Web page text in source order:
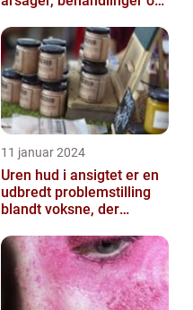
11 januar 2024
Uren hud i ansigtet er en
udbredt problemstilling
blandt voksne, der
kvinder...